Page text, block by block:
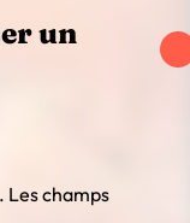
un
Les champs